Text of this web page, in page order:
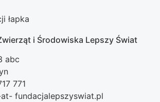
i Środowiska Lepszy Świat
abc
771
fundacjalepszyswiat.pl